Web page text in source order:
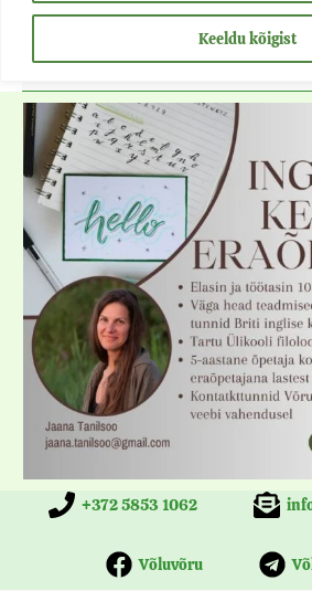
Keeldu kõigist
Kontakt
+372 5853 1062
Võluvõru